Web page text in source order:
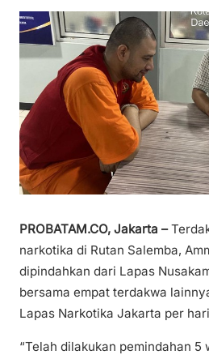
PROBATAM.CO, Jakarta –
narkotika di Rutan Salemba,
dipindahkan dari Lapas
bersama empat terdakwa
Lapas Narkotika Jakarta per
“Telah dilakukan pemindahan 5